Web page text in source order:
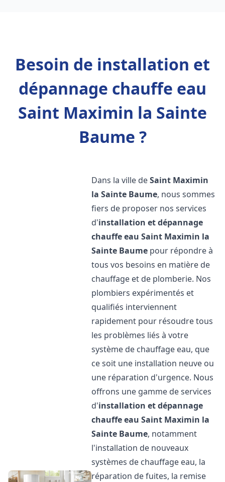
Besoin de installation et
dépannage chauffe eau
Saint Maximin la Sainte
Baume ?
Dans la ville deSaint Maximin
la Sainte Baume, nous sommes
fiers de proposer nos services
d'installation et dépannage
chauffe eau Saint Maximin la
Sainte Baume pour répondre à
tous vos besoins en matière de
chauffage et de plomberie. Nos
plombiers expérimentés et
qualifiés interviennent
rapidement pour résoudre tous
les problèmes liés à votre
système de chauffage eau, que
ce soit une installation neuve ou
une réparation d'urgence. Nous
offrons une gamme de services
d'installation et dépannage
chauffe eau Saint Maximin la
Sainte Baume, notamment
l'installation de nouveaux
systèmes de chauffage eau, la
réparation de fuites, la remise